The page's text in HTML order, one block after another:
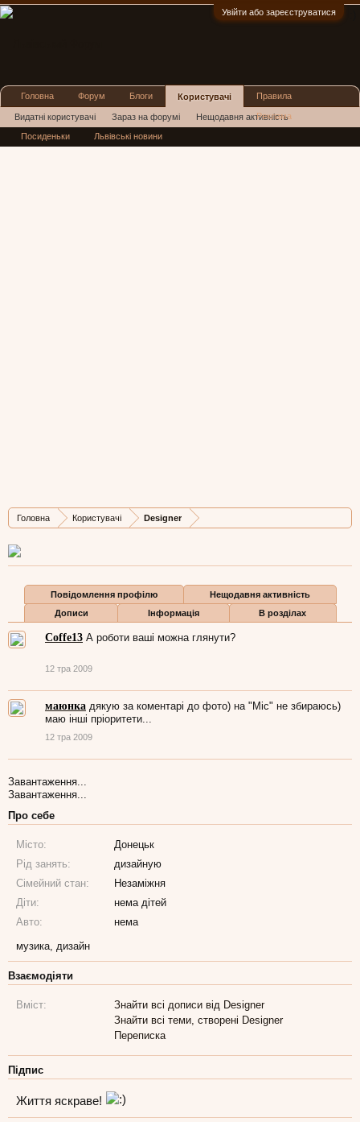
Увійти або зареєструватися
Головна Користувачі Designer
Дописів
36
Карма
42
Бали
0
Повідомлення профілю
Нещодавня активність
Дописи
Інформація В розділах
Coffe13 А роботи ваші можна глянути?
12 тра 2009
маюнка дякую за коментарі до фото) на "Міс" не збираюсь)
маю інші пріоритети...
12 тра 2009
Завантаження...
Завантаження...
Про себе
Місто:
Донецьк
Рід занять:
дизайную
Сімейний стан:
Незаміжня
Діти:
нема дітей
Авто:
нема
музика, дизайн
Взаємодіяти
Вміст:
Знайти всі дописи від Designer
Знайти всі теми, створені Designer
Переписка
Підпис
Життя яскраве!
Головна Форум Блоги Користувачі
Видатні користувачі Зараз на форумі Нещодавня активність
Нові повідомлення профілю
Правила
Реклама
Посиденьки Львівські новини